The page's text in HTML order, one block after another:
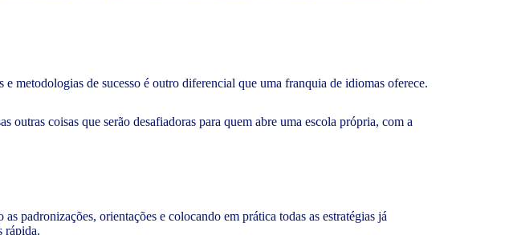
e metodologias de sucesso é outro diferencial que uma franquia de idiomas oferece.
outras coisas que serão desafiadoras para quem abre uma escola própria, com a
padronizações, orientações e colocando em prática todas as estratégias já
rápida.